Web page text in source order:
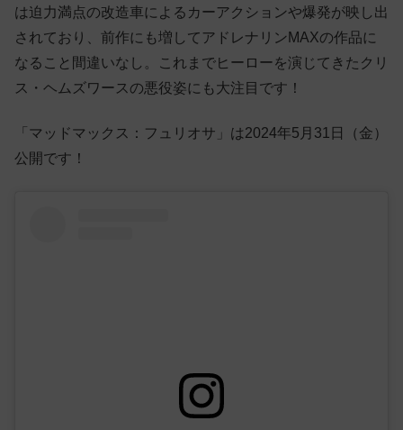
は迫力満点の改造車によるカーアクションや爆発が映し出
されており、前作にも増してアドレナリンMAXの作品に
なること間違いなし。これまでヒーローを演じてきたクリ
ス・ヘムズワースの悪役姿にも大注目です！
「マッドマックス：フュリオサ」は2024年5月31日（金）
公開です！